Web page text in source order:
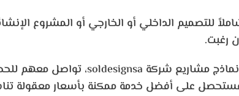
للتصميم الداخلي أو الخارجي أو المشروع
رغبت.
نماذج مشاريع شركة soldesignsa، تواصل معهم
على أفضل خدمة ممكنة بأسعار معقولة